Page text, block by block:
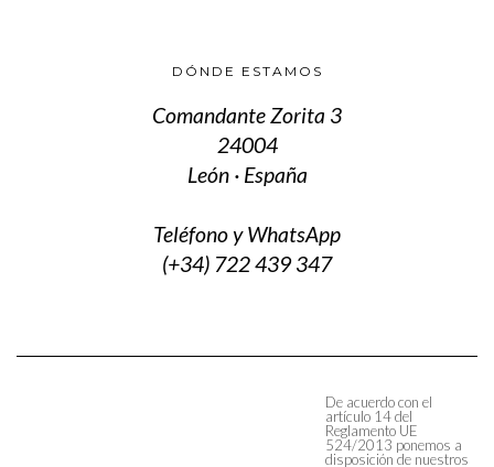
DÓNDE ESTAMOS
Comandante Zorita 3
24004
León · España
Teléfono y WhatsApp
(+34) 722 439 347
De acuerdo con el
artículo 14 del
Reglamento UE
524/2013 ponemos a
disposición de nuestros